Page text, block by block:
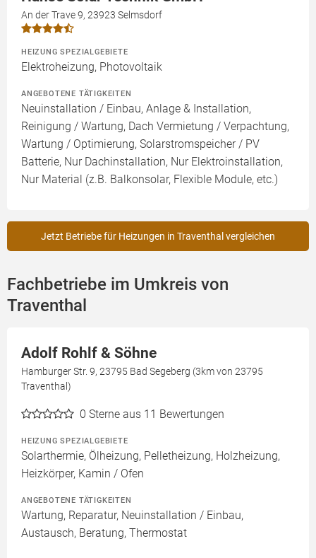
An der Trave 9, 23923 Selmsdorf
HEIZUNG SPEZIALGEBIETE
Elektroheizung, Photovoltaik
ANGEBOTENE TÄTIGKEITEN
Neuinstallation / Einbau, Anlage & Installation,
Reinigung / Wartung, Dach Vermietung / Verpachtung,
Wartung / Optimierung, Solarstromspeicher / PV
Batterie, Nur Dachinstallation, Nur Elektroinstallation,
Nur Material (z.B. Balkonsolar, Flexible Module, etc.)
Jetzt Betriebe für Heizungen in Traventhal vergleichen
Fachbetriebe im Umkreis von
Traventhal
Adolf Rohlf & Söhne
Hamburger Str. 9, 23795 Bad Segeberg (3km von 23795
Traventhal)
0 Sterne aus 11 Bewertungen
HEIZUNG SPEZIALGEBIETE
Solarthermie, Ölheizung, Pelletheizung, Holzheizung,
Heizkörper, Kamin / Ofen
ANGEBOTENE TÄTIGKEITEN
Wartung, Reparatur, Neuinstallation / Einbau,
Austausch, Beratung, Thermostat